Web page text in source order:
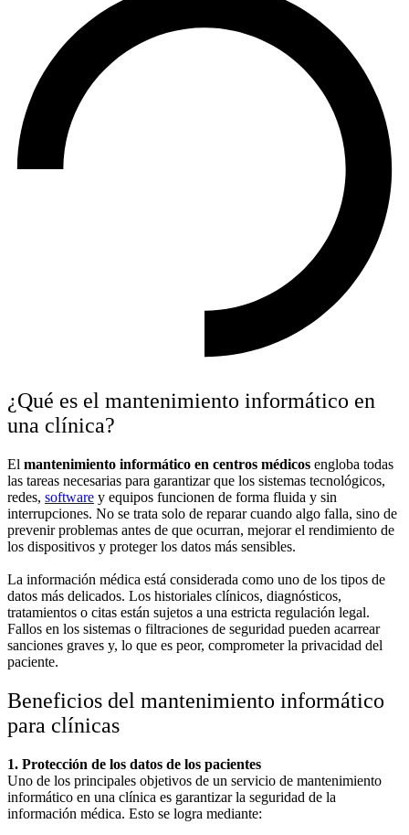
¿Qué es el mantenimiento informático en
una clínica?
El mantenimiento informático en centros médicos engloba todas
las tareas necesarias para garantizar que los sistemas tecnológicos,
redes, software y equipos funcionen de forma fluida y sin
interrupciones. No se trata solo de reparar cuando algo falla, sino de
prevenir problemas antes de que ocurran, mejorar el rendimiento de
los dispositivos y proteger los datos más sensibles.
La información médica está considerada como uno de los tipos de
datos más delicados. Los historiales clínicos, diagnósticos,
tratamientos o citas están sujetos a una estricta regulación legal.
Fallos en los sistemas o filtraciones de seguridad pueden acarrear
sanciones graves y, lo que es peor, comprometer la privacidad del
paciente.
Beneficios del mantenimiento informático
para clínicas
1. Protección de los datos de los pacientes
Uno de los principales objetivos de un servicio de mantenimiento
informático en una clínica es garantizar la seguridad de la
información médica. Esto se logra mediante: